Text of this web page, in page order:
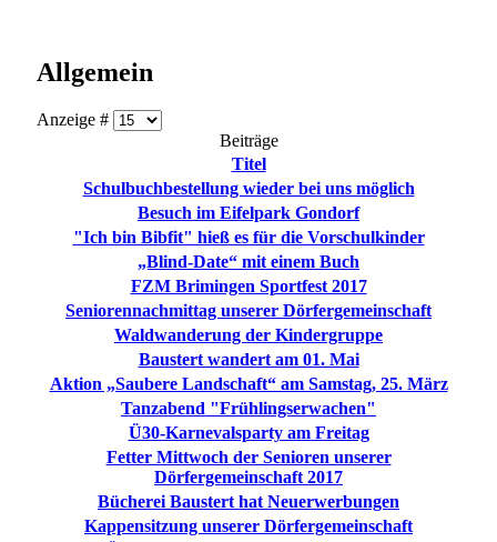
Allgemein
Anzeige #
Beiträge
Titel
Schulbuchbestellung wieder bei uns möglich
Besuch im Eifelpark Gondorf
"Ich bin Bibfit" hieß es für die Vorschulkinder
„Blind-Date“ mit einem Buch
FZM Brimingen Sportfest 2017
Seniorennachmittag unserer Dörfergemeinschaft
Waldwanderung der Kindergruppe
Baustert wandert am 01. Mai
Aktion „Saubere Landschaft“ am Samstag, 25. März
Tanzabend "Frühlingserwachen"
Ü30-Karnevalsparty am Freitag
Fetter Mittwoch der Senioren unserer
Dörfergemeinschaft 2017
Bücherei Baustert hat Neuerwerbungen
Kappensitzung unserer Dörfergemeinschaft